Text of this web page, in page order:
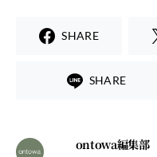
SHARE
SHARE
ontowa編集部